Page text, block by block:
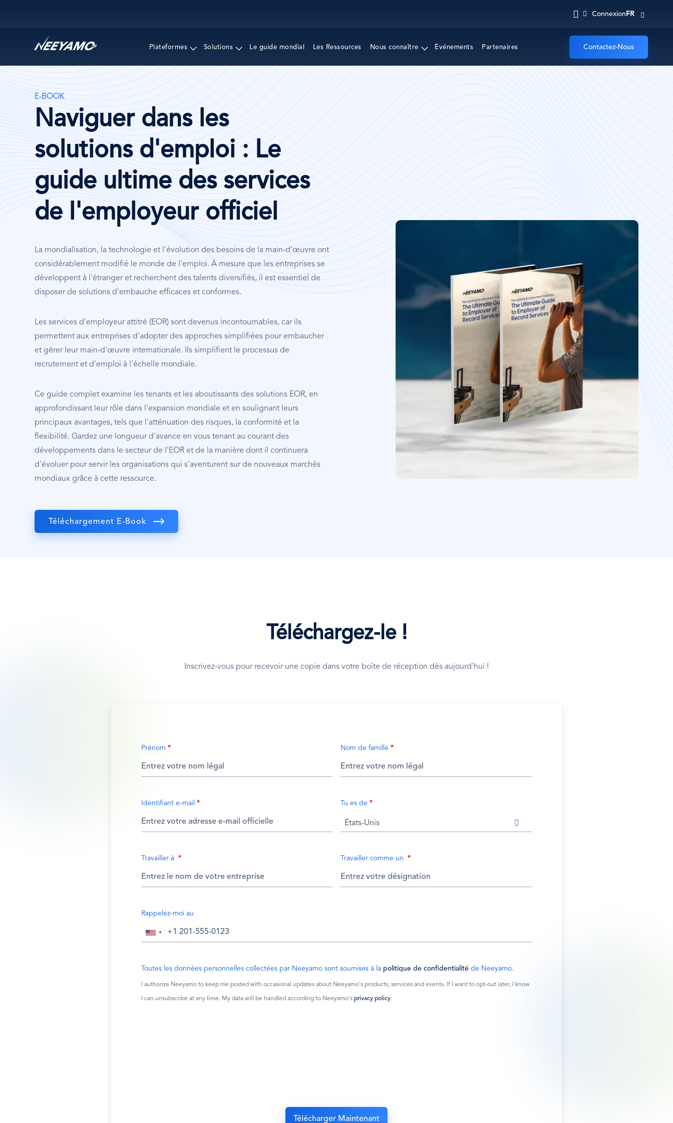
Connexion FR
Plateformes Solutions Le guide mondial Les Ressources Nous connaître Événements Partenaires Contactez-Nous
E-BOOK
Naviguer dans les
solutions d'emploi : Le
guide ultime des services
de l'employeur officiel
La mondialisation, la technologie et l'évolution des besoins de la main-d'œuvre ont
considérablement modifié le monde de l'emploi. À mesure que les entreprises se
développent à l'étranger et recherchent des talents diversifiés, il est essentiel de
disposer de solutions d'embauche efficaces et conformes.
Les services d'employeur attitré (EOR) sont devenus incontournables, car ils
permettent aux entreprises d'adopter des approches simplifiées pour embaucher
et gérer leur main-d'œuvre internationale. Ils simplifient le processus de
recrutement et d'emploi à l'échelle mondiale.
Ce guide complet examine les tenants et les aboutissants des solutions EOR, en
approfondissant leur rôle dans l'expansion mondiale et en soulignant leurs
principaux avantages, tels que l'atténuation des risques, la conformité et la
flexibilité. Gardez une longueur d'avance en vous tenant au courant des
développements dans le secteur de l'EOR et de la manière dont il continuera
d'évoluer pour servir les organisations qui s'aventurent sur de nouveaux marchés
mondiaux grâce à cette ressource.
Téléchargement E-Book
Image
Téléchargez-le !
Inscrivez-vous pour recevoir une copie dans votre boîte de réception dès aujourd'hui !
Prénom Nom de famille
Identifiant e-mail Tu es de
États-Unis
Travailler à Travailler comme un
Rappelez-moi au
Toutes les données personnelles collectées par Neeyamo sont soumises à la politique de confidentialité de Neeyamo.
I authorize Neeyamo to keep me posted with occasional updates about Neeyamo's products, services and events. If I want to opt-out later, I know
I can unsubscribe at any time. My data will be handled according to Neeyamo's privacy policy.